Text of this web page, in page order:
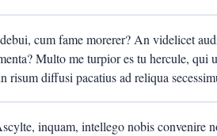
cum fame morerer? An videlicet
Multo me turpior es tu hercule, qui
risum diffusi pacatius ad reliqua
inquam, intellego nobis convenire